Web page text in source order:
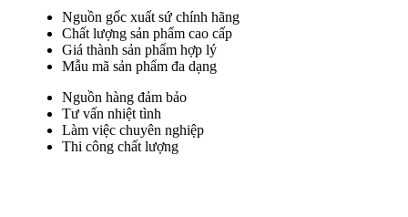
Nguồn gốc xuất sứ chính hãng
Chất lượng sản phẩm cao cấp
Giá thành sản phẩm hợp lý
Mẫu mã sản phẩm đa dạng
Nguồn hàng đảm bảo
Tư vấn nhiệt tình
Làm việc chuyên nghiệp
Thi công chất lượng